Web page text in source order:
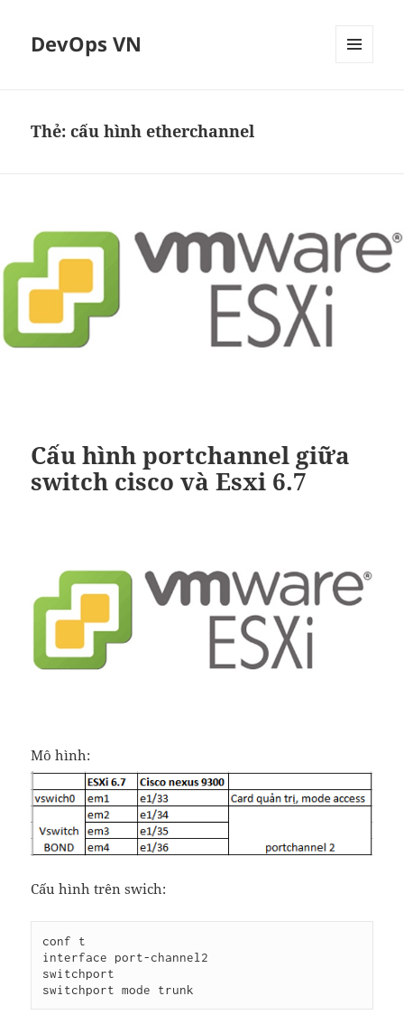
DevOps VN
Thẻ:cấu hình etherchannel
Cấu hình portchannel giữa
switch cisco và Esxi 6.7
Mô hình:
Cấu hình trên swich:
conf t
interface port-channel2
switchport